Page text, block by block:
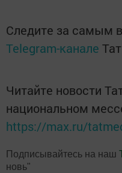
Следите за самым
Telegram-канале
Читайте новости
национальном
https://max.ru/
Подписывайтесь на наш
новь"